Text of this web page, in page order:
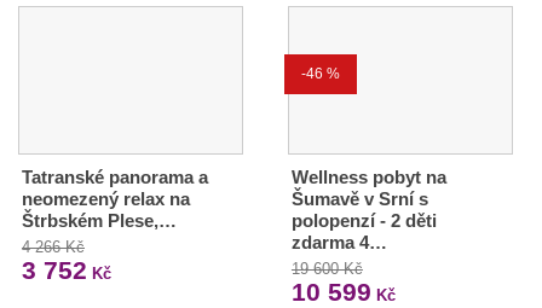
Tatranské panorama a
neomezený relax na
Štrbském Plese,…
4 266 Kč
3 752 Kč
-46 %
Wellness pobyt na
Šumavě v Srní s
polopenzí - 2 děti
zdarma 4…
19 600 Kč
10 599 Kč